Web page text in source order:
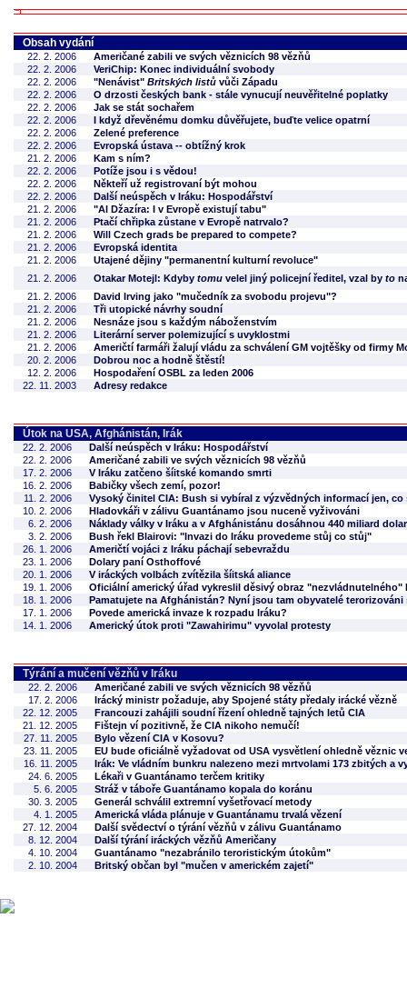
Obsah vydání
22. 2. 2006
Američané zabili ve svých věznicích 98 vězňů
22. 2. 2006
VeriChip: Konec individuální svobody
22. 2. 2006
"Nenávist" Britských listů vůči Západu
22. 2. 2006
O drzosti českých bank - stále vynucují neuvěřitelné poplatky
22. 2. 2006
Jak se stát sochařem
22. 2. 2006
I když dřevěnému domku důvěřujete, buďte velice opatrní
22. 2. 2006
Zelené preference
22. 2. 2006
Evropská ústava -- obtížný krok
21. 2. 2006
Kam s ním?
22. 2. 2006
Potíže jsou i s vědou!
22. 2. 2006
Někteří už registrovaní být mohou
22. 2. 2006
Další neúspěch v Iráku: Hospodářství
21. 2. 2006
"Al Džazíra: I v Evropě existují tabu"
21. 2. 2006
Ptačí chřipka zůstane v Evropě natrvalo?
21. 2. 2006
Will Czech grads be prepared to compete?
21. 2. 2006
Evropská identita
21. 2. 2006
Utajené dějiny "permanentní kulturní revoluce"
21. 2. 2006
Otakar Motejl: Kdyby tomu velel jiný policejní ředitel, vzal by to
21. 2. 2006
David Irving jako "mučedník za svobodu projevu"?
21. 2. 2006
Tři utopické návrhy soudní
21. 2. 2006
Nesnáze jsou s každým náboženstvím
21. 2. 2006
Literární server polemizující s uvyklostmi
21. 2. 2006
Američtí farmáři žalují vládu za schválení GM vojtěšky od firmy
20. 2. 2006
Dobrou noc a hodně štěstí!
12. 2. 2006
Hospodaření OSBL za leden 2006
22. 11. 2003
Adresy redakce
Útok na USA, Afghánistán, Irák
22. 2. 2006
Další neúspěch v Iráku: Hospodářství
22. 2. 2006
Američané zabili ve svých věznicích 98 vězňů
17. 2. 2006
V Iráku zatčeno šíitské komando smrti
16. 2. 2006
Babičky všech zemí, pozor!
11. 2. 2006
Vysoký činitel CIA: Bush si vybíral z výzvědných informací jen, co
10. 2. 2006
Hladovkáři v zálivu Guantánamo jsou nuceně vyživováni
6. 2. 2006
Náklady války v Iráku a v Afghánistánu dosáhnou 440 miliard
3. 2. 2006
Bush řekl Blairovi: "Invazi do Iráku provedeme stůj co stůj"
26. 1. 2006
Američtí vojáci z Iráku páchají sebevraždu
23. 1. 2006
Dolary paní Osthoffové
20. 1. 2006
V iráckých volbách zvítězila šíitská aliance
19. 1. 2006
Oficiální americký úřad vykreslil děsivý obraz "nezvládnutelného"
18. 1. 2006
Pamatujete na Afghánistán? Nyní jsou tam obyvatelé
17. 1. 2006
Povede americká invaze k rozpadu Iráku?
14. 1. 2006
Americký útok proti "Zawahirimu" vyvolal protesty
Týrání a mučení vězňů v Iráku
22. 2. 2006
Američané zabili ve svých věznicích 98 vězňů
17. 2. 2006
Irácký ministr požaduje, aby Spojené státy předaly irácké vězně
22. 12. 2005
Francouzi zahájili soudní řízení ohledně tajných letů CIA
21. 12. 2005
Fištejn ví pozitivně, že CIA nikoho nemučí!
27. 11. 2005
Bylo vězení CIA v Kosovu?
23. 11. 2005
EU bude oficiálně vyžadovat od USA vysvětlení ohledně věznic
16. 11. 2005
Irák: Ve vládním bunkru nalezeno mezi mrtvolami 173 zbitých a
24. 6. 2005
Lékaři v Guantánamo terčem kritiky
5. 6. 2005
Stráž v táboře Guantánamo kopala do koránu
30. 3. 2005
Generál schválil extremní vyšetřovací metody
4. 1. 2005
Americká vláda plánuje v Guantánamu trvalá vězení
27. 12. 2004
Další svědectví o týrání vězňů v zálivu Guantánamo
8. 12. 2004
Další týrání iráckých vězňů Američany
4. 10. 2004
Guantánamo "nezabránilo teroristickým útokům"
2. 10. 2004
Britský občan byl "mučen v americkém zajetí"